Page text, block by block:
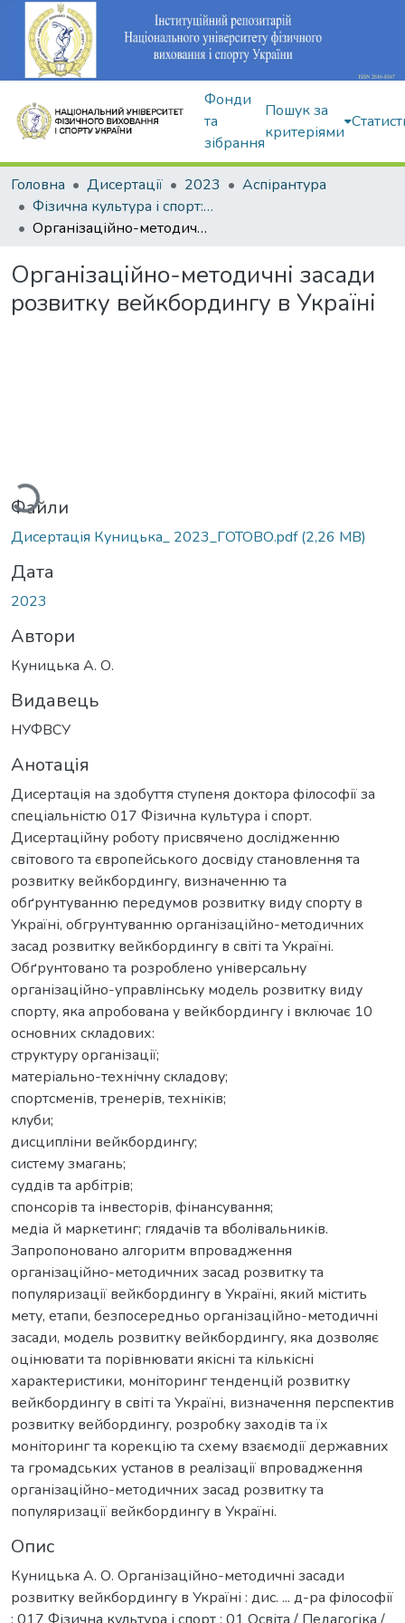
Фонди
та
зібрання
Пошук за
критеріями
Головна Дисертації 2023
Аспірантура
Фізична культура і спорт: 017
Організаційно-методичні засади розвитку вейкбордингу в Україні
Організаційно-методичні засади
розвитку вейкбордингу в Україні
Вантажиться...
Файли
Дисертація Куницька_ 2023_ГОТОВО.pdf(2,26 MB)
Дата
2023
Автори
Куницька А. О.
Видавець
НУФВСУ
Анотація
Дисертація на здобуття ступеня доктора філософії за
спеціальністю 017 Фізична культура і спорт.
Дисертаційну роботу присвячено дослідженню
світового та європейського досвіду становлення та
розвитку вейкбордингу, визначенню та
обґрунтуванню передумов розвитку виду спорту в
Україні, обгрунтуванню організаційно-методичних
засад розвитку вейкбордингу в світі та Україні.
Обґрунтовано та розроблено універсальну
організаційно-управлінську модель розвитку виду
спорту, яка апробована у вейкбордингу і включає 10
основних складових:
структуру організації;
матеріально-технічну складову;
спортсменів, тренерів, техніків;
клуби;
дисципліни вейкбордингу;
систему змагань;
суддів та арбітрів;
спонсорів та інвесторів, фінансування;
медіа й маркетинг; глядачів та вболівальників.
Запропоновано алгоритм впровадження
організаційно-методичних засад розвитку та
популяризації вейкбордингу в Україні, який містить
мету, етапи, безпосередньо організаційно-методичні
засади, модель розвитку вейкбордингу, яка дозволяє
оцінювати та порівнювати якісні та кількісні
характеристики, моніторинг тенденцій розвитку
вейкбордингу в світі та Україні, визначення перспектив
розвитку вейбордингу, розробку заходів та їх
моніторинг та корекцію та схему взаємодії державних
та громадських установ в реалізації впровадження
організаційно-методичних засад розвитку та
популяризації вейкбордингу в Україні.
Опис
Куницька А. О. Організаційно-методичні засади
розвитку вейкбордингу в Україні : дис. ... д-ра філософії